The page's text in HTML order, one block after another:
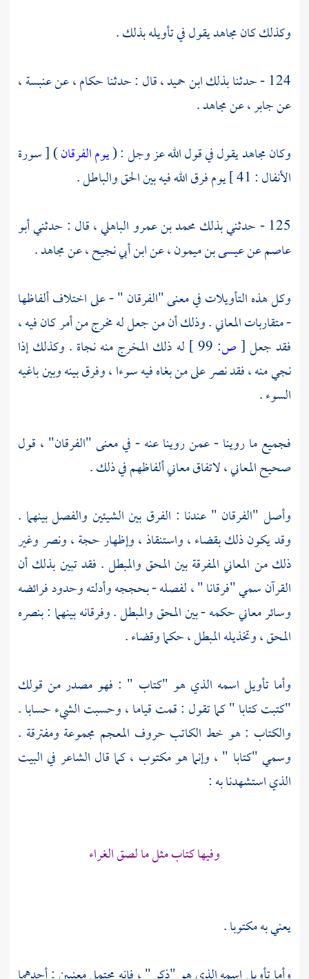
وكذلك كانمجاهديقول في تأويله بذلك .
124 - حدثنا بذلك
ابن حميد ،قال : حدثناحكام ،عنعنبسة ،
عنجابر ،عن مجاهد .
وكانمجاهديقول في قول الله عز وجل : (يوم الفرقان) [ سورة
الأنفال : 41 ] يوم فرق الله فيه بين الحق والباطل .
125 - حدثني بذلك
محمد بن عمرو الباهلي ،قال : حدثنيأبو
عاصمعنعيسى بن ميمون ،عنابن أبي نجيح ،عنمجاهد.
وكل هذه التأويلات في معنى "الفرقان " - على اختلاف ألفاظها
- متقاربات المعاني . وذلك أن من جعل له مخرج من أمر كان فيه ،
فقد جعل[ص:
له ذلك المخرج منه نجاة . وكذلك إذا
نجي منه ، فقد نصر على من بغاه فيه سوءا ، وفرق بينه وبين باغيه
السوء .
فجميع ما روينا - عمن روينا عنه - في معنى "الفرقان" ، قول
صحيح المعاني ، لاتفاق معاني ألفاظهم في ذلك .
وأصل "الفرقان " عندنا : الفرق بين الشيئين والفصل بينهما .
وقد يكون ذلك بقضاء ، واستنقاذ ، وإظهار حجة ، ونصر وغير
ذلك من المعاني المفرقة بين المحق والمبطل . فقد تبين بذلك أن
القرآن سمي "فرقانا " ، لفصله - بحججه وأدلته وحدود فرائضه
وسائر معاني حكمه - بين المحق والمبطل . وفرقانه بينهما : بنصره
المحق ، وتخذيله المبطل ، حكما وقضاء .
وأما تأويل اسمه الذي هو "كتاب " : فهو مصدر من قولك
"كتبت كتابا " كما تقول : قمت قياما ، وحسبت الشيء حسابا .
والكتاب : هو خط الكاتب حروف المعجم مجموعة ومفترقة .
وسمي "كتابا " ، وإنما هو مكتوب ، كما قال الشاعر في البيت
الذي استشهدنا به :
وفيها كتاب مثل ما لصق الغراء
يعني به مكتوبا .